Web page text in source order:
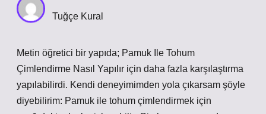
Tuğçe Kural
Metin öğretici bir yapıda; Pamuk Ile Tohum
Çimlendirme Nasıl Yapılır için daha fazla karşılaştırma
yapılabilirdi. Kendi deneyimimden yola çıkarsam şöyle
diyebilirim: Pamuk ile tohum çimlendirmek için